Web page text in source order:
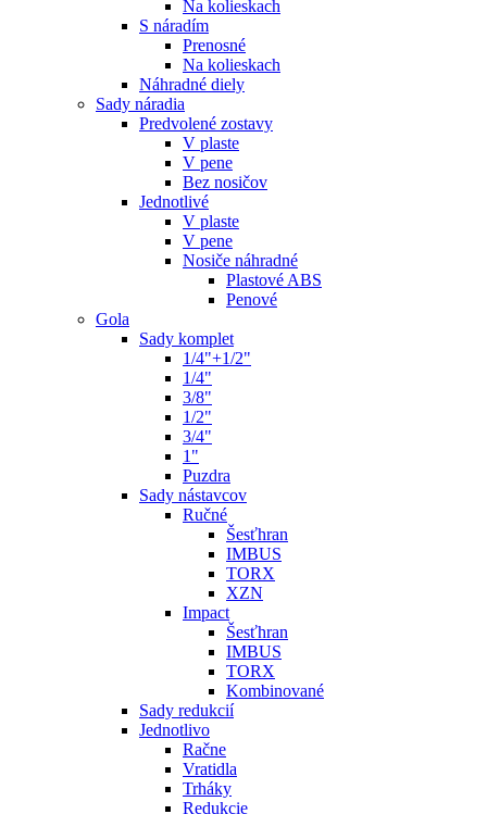
Na kolieskach
S náradím
Prenosné
Na kolieskach
Náhradné diely
Sady náradia
Predvolené zostavy
V plaste
V pene
Bez nosičov
Jednotlivé
V plaste
V pene
Nosiče náhradné
Plastové ABS
Penové
Gola
Sady komplet
1/4"+1/2"
1/4"
3/8"
1/2"
3/4"
1"
Puzdra
Sady nástavcov
Ručné
Šesťhran
IMBUS
TORX
XZN
Impact
Šesťhran
IMBUS
TORX
Kombinované
Sady redukcií
Jednotlivo
Račne
Vratidla
Trháky
Redukcie